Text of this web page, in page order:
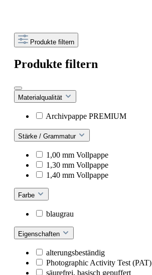
Produkte filtern
Produkte filtern
Materialqualität
Archivpappe PREMIUM
Stärke / Grammatur
1,00 mm Vollpappe
1,30 mm Vollpappe
1,40 mm Vollpappe
Farbe
blaugrau
Eigenschaften
alterungsbeständig
Photographic Activity Test (PAT)
säurefrei, basisch gepuffert